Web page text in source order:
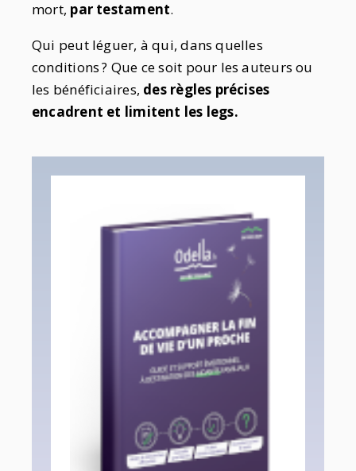
mort, par testament.
Qui peut léguer, à qui, dans quelles
conditions? Que ce soit pour les auteurs ou
les bénéficiaires, des règles précises
encadrent et limitent les legs.